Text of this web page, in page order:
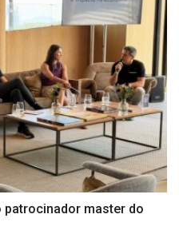
patrocinador master do